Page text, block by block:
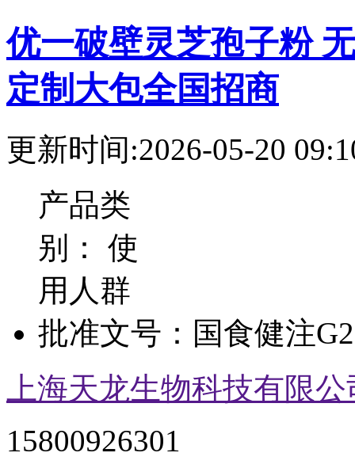
优一破壁灵芝孢子粉
定制大包全国招商
更新时间:2026-05-20
产品类
别： 使
用人群
批准文号： 国食健注
上海天龙生物科技有限公
15800926301